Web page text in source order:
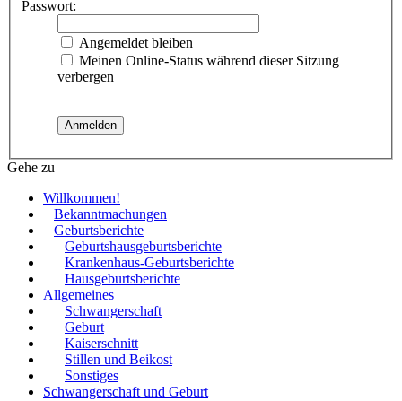
Passwort:
Angemeldet bleiben
Meinen Online-Status während dieser Sitzung
verbergen
Gehe zu
Willkommen!
Bekanntmachungen
Geburtsberichte
Geburtshausgeburtsberichte
Krankenhaus-Geburtsberichte
Hausgeburtsberichte
Allgemeines
Schwangerschaft
Geburt
Kaiserschnitt
Stillen und Beikost
Sonstiges
Schwangerschaft und Geburt